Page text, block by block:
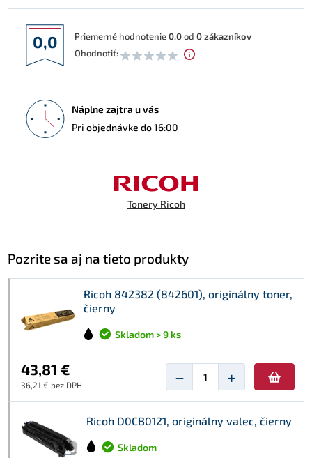
0,0 Priemerné hodnotenie0,0od 0zákazníkov
Ohodnotiť:
Náplne zajtra u vás
Pri objednávke do 16:00
Tonery Ricoh
Pozrite sa aj na tieto produkty
Ricoh 842382 (842601), originálny toner,
čierny
Skladom > 9 ks
43,81 €
36,21 € bez DPH − +
Ricoh D0CB0121, originálny valec, čierny
Skladom